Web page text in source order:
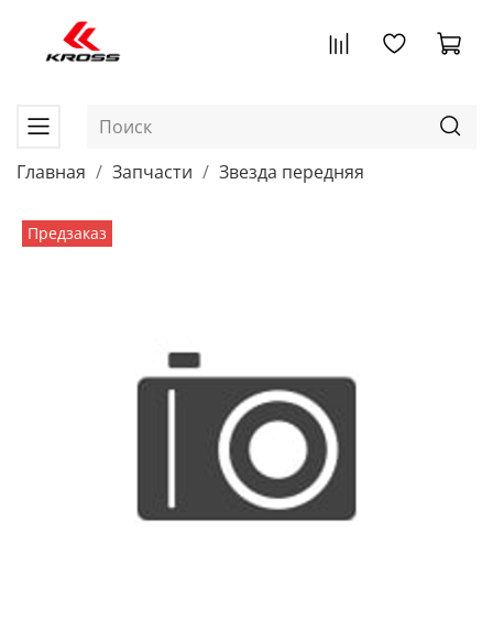
Главная Запчасти Звезда передняя
Предзаказ